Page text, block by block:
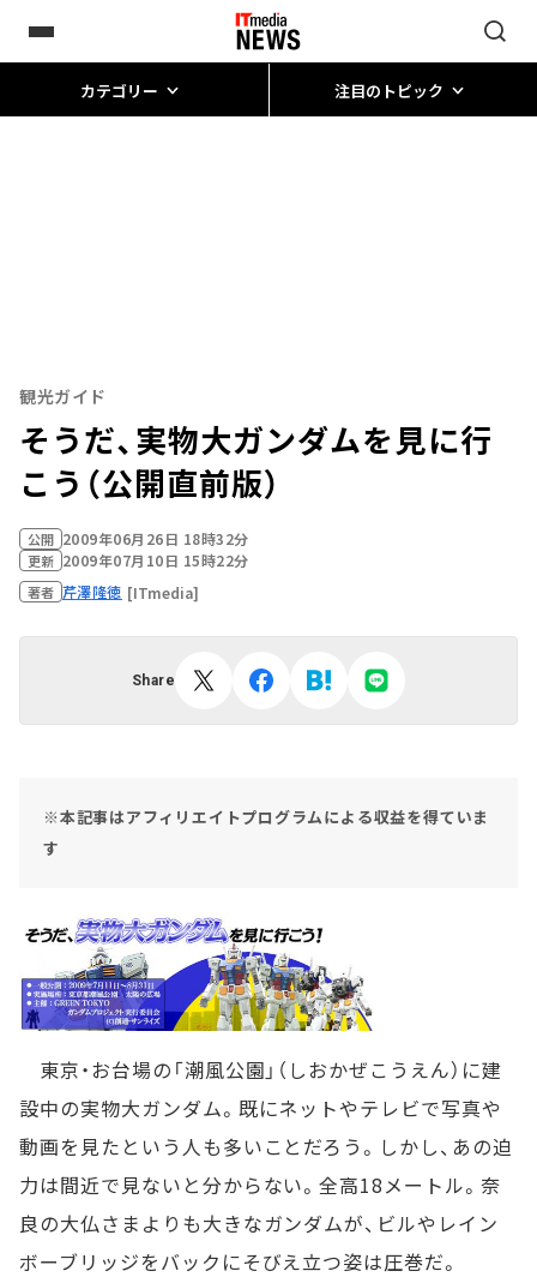
カテゴリー 注目のトピック
観光ガイド
そうだ、実物大ガンダムを見に行
こう（公開直前版）
公開 2009年06月26日 18時32分
更新 2009年07月10日 15時22分
著者 芹澤隆徳 [ITmedia]
Share
※本記事はアフィリエイトプログラムによる収益を得ていま
す
東京・お台場の「潮風公園」（しおかぜこうえん）に建
設中の実物大ガンダム。既にネットやテレビで写真や
動画を見たという人も多いことだろう。しかし、あの迫
力は間近で見ないと分からない。全高18メートル。奈
良の大仏さまよりも大きなガンダムが、ビルやレイン
ボーブリッジをバックにそびえ立つ姿は圧巻だ。